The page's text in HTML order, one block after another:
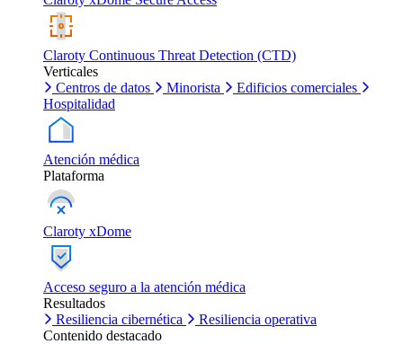
Claroty Continuous Threat Detection (CTD)
Verticales
Centros de datos
Minorista
Edificios comerciales
Hospitalidad
Atención médica
Plataforma
Claroty xDome
Acceso seguro a la atención médica
Resultados
Resiliencia cibernética
Resiliencia operativa
Contenido destacado